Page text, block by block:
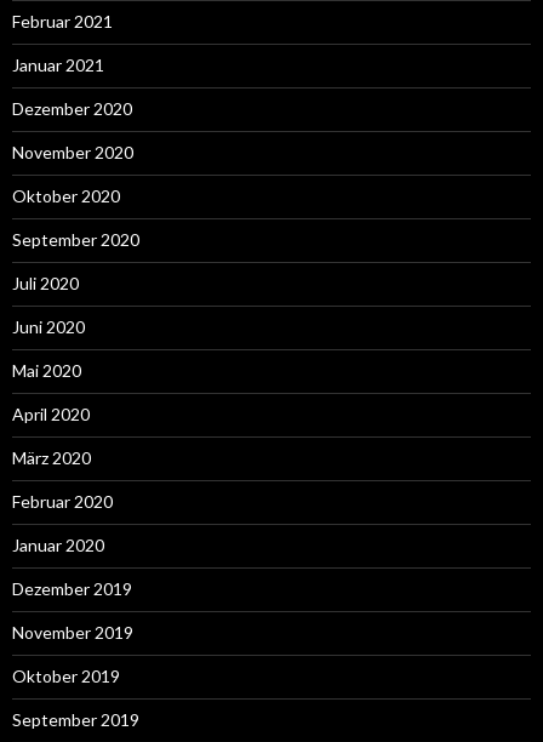
Februar 2021
Januar 2021
Dezember 2020
November 2020
Oktober 2020
September 2020
Juli 2020
Juni 2020
Mai 2020
April 2020
März 2020
Februar 2020
Januar 2020
Dezember 2019
November 2019
Oktober 2019
September 2019